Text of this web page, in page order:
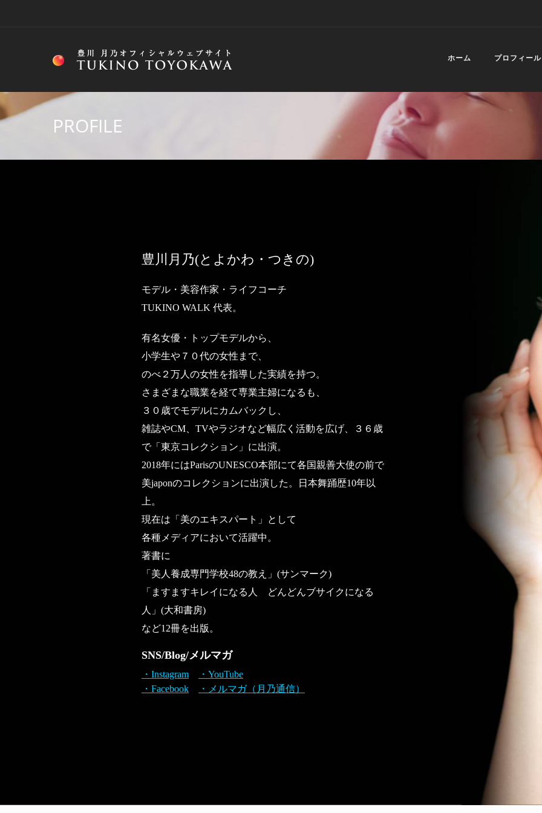
ホーム プロフィール
PROFILE
豊川月乃(とよかわ・つきの)
モデル・美容作家・ライフコーチ
TUKINO WALK 代表。
有名女優・トップモデルから、
小学生や７０代の女性まで、
のべ２万人の女性を指導した実績を持つ。
さまざまな職業を経て専業主婦になるも、
３０歳でモデルにカムバックし、
雑誌やCM、TVやラジオなど幅広く活動を広げ、３６歳
で「東京コレクション」に出演。
2018年にはParisのUNESCO本部にて各国親善大使の前で
美japonのコレクションに出演した。日本舞踊歴10年以
上。
現在は「美のエキスパート」として
各種メディアにおいて活躍中。
著書に
「美人養成専門学校48の教え」(サンマーク)
「ますますキレイになる人 どんどんブサイクになる
人」(大和書房)
など12冊を出版。
SNS/Blog/メルマガ
・Instagram
・YouTube
・Facebook
・メルマガ（月乃通信）